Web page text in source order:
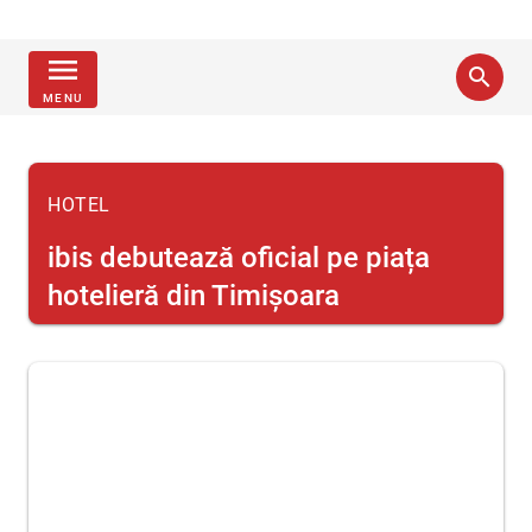
menu
MENU
search
HOTEL
ibis debutează oficial pe piața
hotelieră din Timișoara